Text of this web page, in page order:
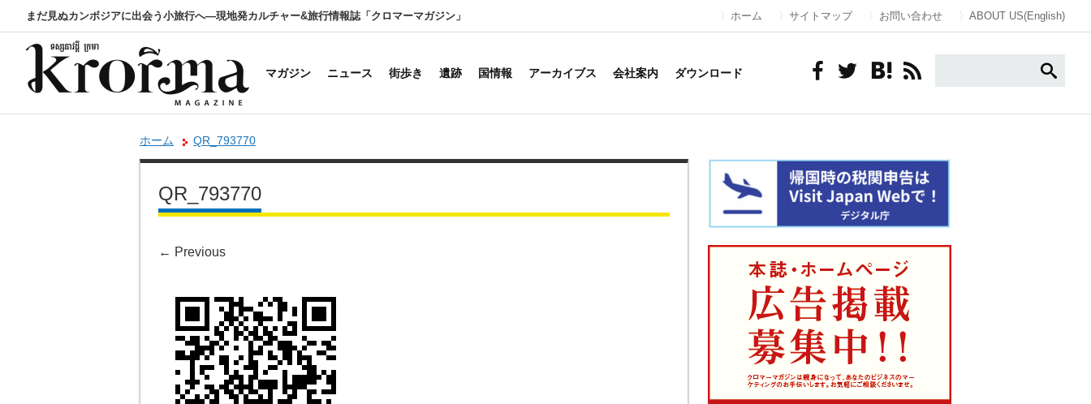
まだ見ぬカンボジアに出会う小旅行へ―現地発カルチャー&旅行情報誌「クロマーマガジン」 ホーム サイトマップ お問い合わせ ABOUT US(English)
マガジン ニュース 街歩き 遺跡 国情報 アーカイブス 会社案内 ダウンロード
ホーム QR_793770
QR_793770
← Previous